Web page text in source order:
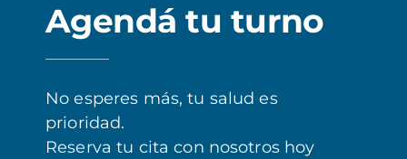
Agendá tu turno
No esperes más, tu salud es
prioridad.
Reserva tu cita con nosotros hoy